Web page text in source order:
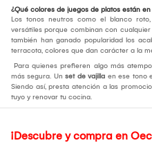
¿Qué colores de juegos de platos están
Los tonos neutros como el blanco
versátiles porque combinan con
también han ganado popularidad los
terracota, colores que dan carácter a la
Para quienes prefieren algo más
más segura. Un set de vajilla en ese tono
Siendo así, presta atención a las
tuyo y renovar tu cocina.
¡Descubre y compra en